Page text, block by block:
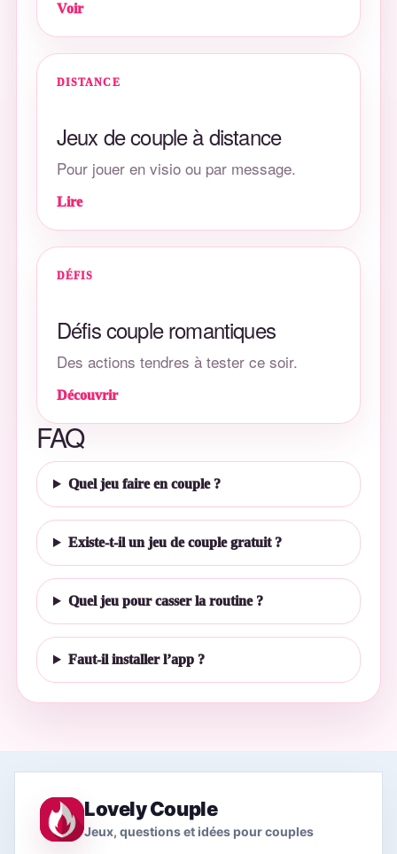
Voir
DISTANCE
Jeux de couple à distance
Pour jouer en visio ou par message.
Lire
DÉFIS
Défis couple romantiques
Des actions tendres à tester ce soir.
Découvrir
FAQ
Quel jeu faire en couple ?
Existe-t-il un jeu de couple gratuit ?
Quel jeu pour casser la routine ?
Faut-il installer l’app ?
Lovely Couple
Jeux, questions et idées pour couples